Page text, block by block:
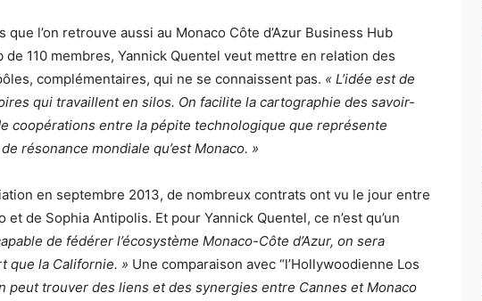
l’on retrouve aussi au Monaco Côte d’Azur Business Hub
de 110 membres, Yannick Quentel veut mettre en relation des
complémentaires, qui ne se connaissent pas. « L’idée est de
qui travaillent en silos. On facilite la cartographie des savoir-
coopérations entre la pépite technologique que représente
résonance mondiale qu’est Monaco. »
en septembre 2013, de nombreux contrats ont vu le jour entre
de Sophia Antipolis. Et pour Yannick Quentel, ce n’est qu’un
de fédérer l’écosystème Monaco-Côte d’Azur, on sera
que la Californie. » Une comparaison avec “l’Hollywoodienne Los
peut trouver des liens et des synergies entre Cannes et Monaco